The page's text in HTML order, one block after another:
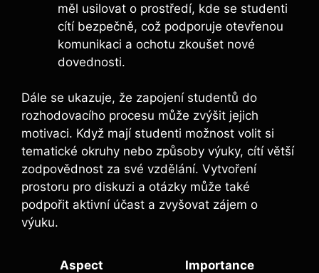
měl usilovat o prostředí, kde se studenti
cítí bezpečně, což podporuje otevřenou
komunikaci a ochotu zkoušet nové
dovednosti.
Dále se ukazuje, že zapojení studentů do
rozhodovacího procesu může zvýšit jejich
motivaci. Když mají studenti možnost volit si
tematické okruhy nebo způsoby výuky, cítí větší
zodpovědnost za své vzdělání. Vytvoření
prostoru pro diskuzi a otázky může také
podpořit aktivní účast a zvyšovat zájem o
výuku.
Aspect Importance